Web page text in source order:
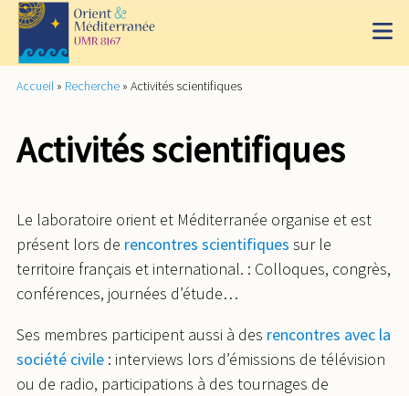
Accueil » Recherche » Activités scientifiques
Activités scientifiques
Le laboratoire orient et Méditerranée organise et est
présent lors de rencontres scientifiques sur le
territoire français et international. : Colloques, congrès,
conférences, journées d’étude…
Ses membres participent aussi à des rencontres avec la
société civile : interviews lors d’émissions de télévision
ou de radio, participations à des tournages de